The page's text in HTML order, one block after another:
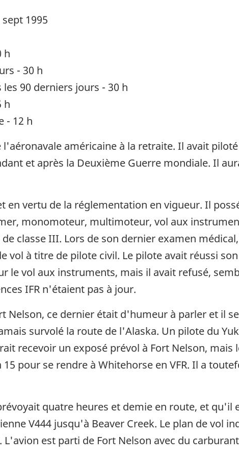
1995
h
- 30 h
90 derniers jours - 30 h
h
- 12 h
américaine à la retraite. Il avait
et après la Deuxième Guerre mondiale. Il
en vertu de la réglementation en vigueur. Il
monomoteur, multimoteur, vol aux
classe III. Lors de son dernier examen
vol à titre de pilote civil. Le pilote avait réussi
le vol aux instruments, mais il avait refusé,
IFR n'étaient pas à jour.
Nelson, ce dernier était d'humeur à parler et il
survolé la route de l'Alaska. Un pilote du
recevoir un exposé prévol à Fort Nelson, mais
pour se rendre à Whitehorse en VFR. Il a
quatre heures et demie en route, et qu'il
V444 jusqu'à Beaver Creek. Le plan de vol
est parti de Fort Nelson avec du